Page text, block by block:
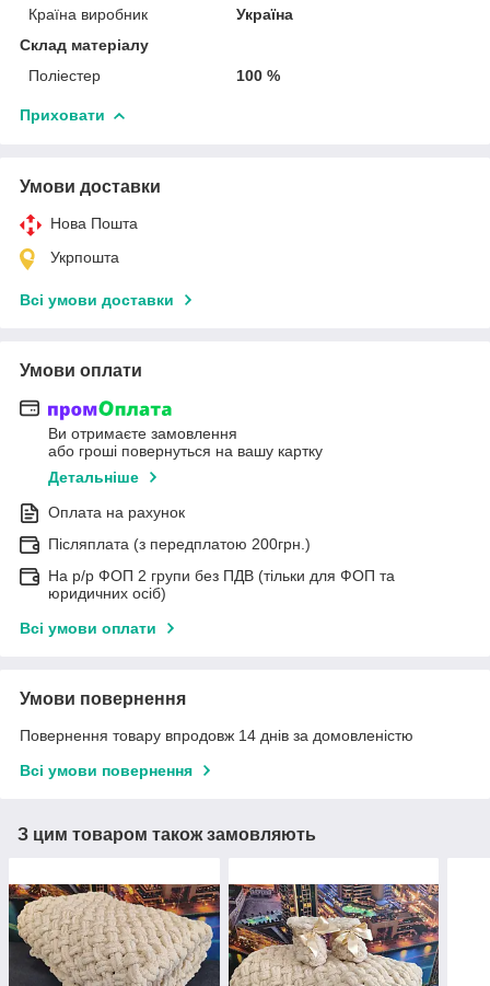
Країна виробник
Україна
Склад матеріалу
Поліестер
100 %
Приховати
Умови доставки
Нова Пошта
Укрпошта
Всі умови доставки
Умови оплати
Ви отримаєте замовлення
або гроші повернуться на вашу картку
Детальніше
Оплата на рахунок
Післяплата (з передплатою 200грн.)
На р/р ФОП 2 групи без ПДВ (тільки для ФОП та
юридичних осіб)
Всі умови оплати
Умови повернення
Повернення товару впродовж 14 днів за домовленістю
Всі умови повернення
З цим товаром також замовляють